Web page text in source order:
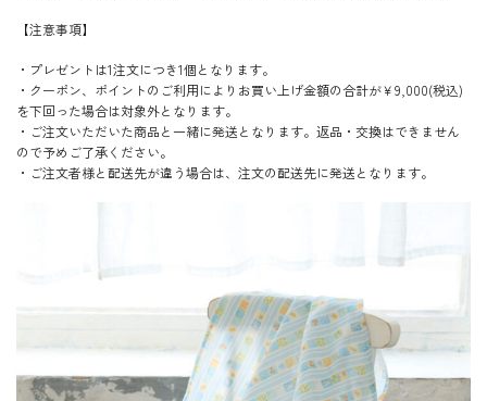
【注意事項】
・プレゼントは1注文につき1個となります。
・クーポン、ポイントのご利用によりお買い上げ金額の合計が￥9,000(税込)
を下回った場合は対象外となります。
・ご注文いただいた商品と一緒に発送となります。返品・交換はできません
ので予めご了承ください。
・ご注文者様と配送先が違う場合は、注文の配送先に発送となります。